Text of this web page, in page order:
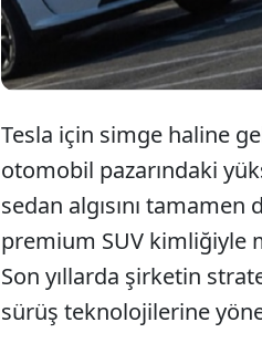
Tesla için simge haline
otomobil pazarındaki
sedan algısını tamamen
premium SUV kimliğiyle
Son yıllarda şirketin
sürüş teknolojilerine